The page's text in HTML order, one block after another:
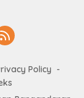
Policy